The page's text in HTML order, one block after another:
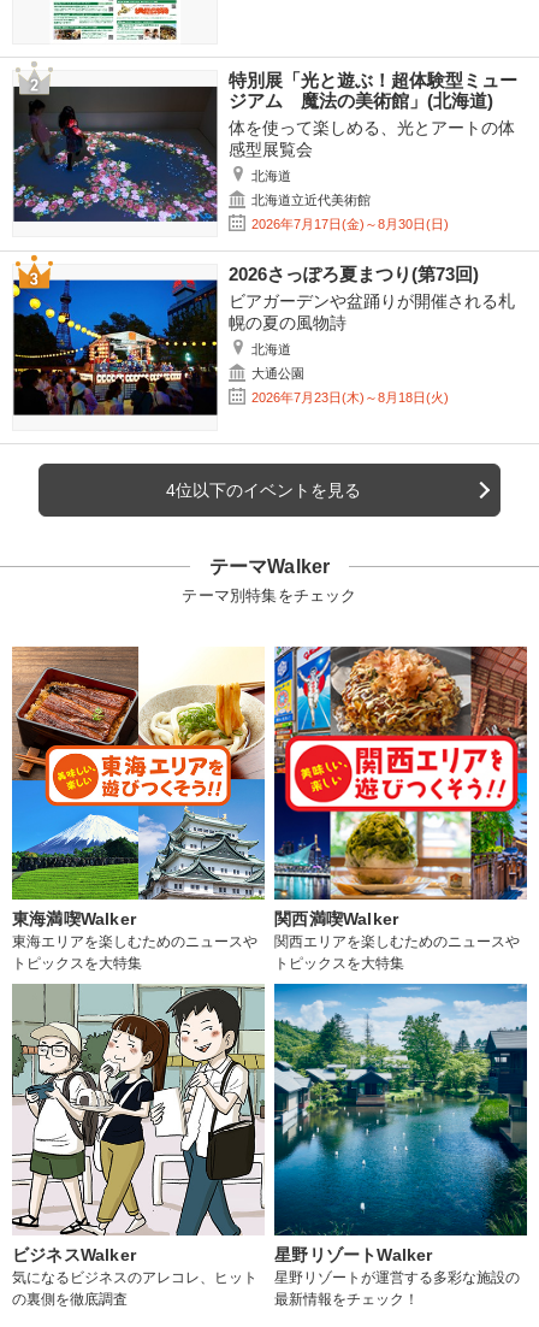
特別展「光と遊ぶ！超体験型ミュー
ジアム 魔法の美術館」(北海道)
体を使って楽しめる、光とアートの体
感型展覧会
北海道
北海道立近代美術館
2026年7月17日(金)～8月30日(日)
2026さっぽろ夏まつり(第73回)
ビアガーデンや盆踊りが開催される札
幌の夏の風物詩
北海道
大通公園
2026年7月23日(木)～8月18日(火)
4位以下のイベントを見る
テーマWalker
テーマ別特集をチェック
東海満喫Walker
東海エリアを楽しむためのニュースや
トピックスを大特集
関西満喫Walker
関西エリアを楽しむためのニュースや
トピックスを大特集
ビジネスWalker
気になるビジネスのアレコレ、ヒット
の裏側を徹底調査
星野リゾートWalker
星野リゾートが運営する多彩な施設の
最新情報をチェック！